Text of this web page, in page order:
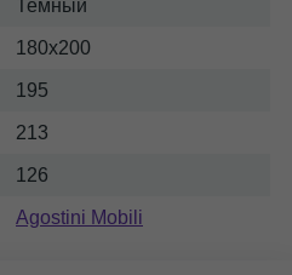
Темный
180x200
195
213
126
Agostini Mobili